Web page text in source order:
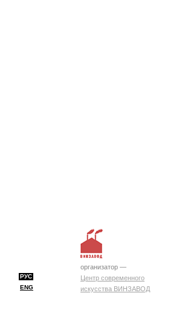
РУС
ENG
организатор —
Центр современного
искусства ВИНЗАВОД